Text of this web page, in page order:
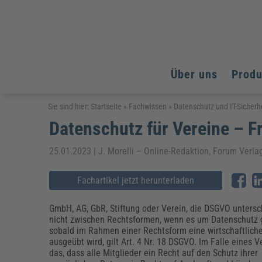
Über uns
Arbeitsschutz
Fachpublikationen & Arbeitshilfen
Arbeitssicherheit & Gesundheitsschutz
Brandschutz
Assistenz & Office-Management
Baurecht & Architektenrecht
Energieoptimiertes & klimaneutrales Bauen
Fachpublikationen & Arbeitshilfen
Kinderschutz, Jugendhilfe & Inklusion
Datenschutz & IT-Recht
Datenschutz & IT-Sicherheit
Elektrosicherheit
Elektrosicherheit & Elektrotechnik
Energie und Umwelt
Fachpublikationen & Arbeitshilfen
Weiterbildungen (AKADEMIE HERKERT)
Arbeitsschutz
Bildung und Erziehung
Energie und Umwelt
Kommunales
Reisekosten und Finanzen
Arbeitsschutz
Bildung und Erziehung
Energie und Umwelt
Kommunales
Reisekosten und Finanzen
Sie sind hier: Startseite » Fachwissen » Datenschutz und IT-
Datenschutz für Vereine –
25.01.2023 | J. Morelli – Online-Redaktion, Forum
Fachartikel jetzt herunterladen
GmbH, AG, GbR, Stiftung oder Verein, die DSGVO
nicht zwischen Rechtsformen, wenn es um Datenschutz
sobald im Rahmen einer Rechtsform eine
ausgeübt wird, gilt Art. 4 Nr. 18 DSGVO. Im Falle eines
das, dass alle Mitglieder ein Recht auf den Schutz ihrer